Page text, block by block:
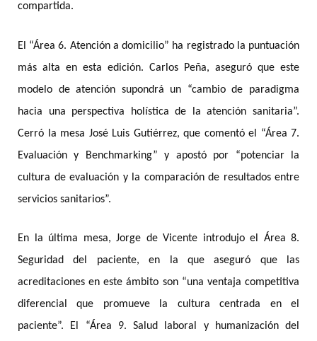
compartida.
El “Área 6. Atención a domicilio” ha registrado la puntuación
más alta en esta edición. Carlos Peña, aseguró que este
modelo de atención supondrá un “cambio de paradigma
hacia una perspectiva holística de la atención sanitaria”.
Cerró la mesa José Luis Gutiérrez, que comentó el “Área 7.
Evaluación y Benchmarking” y apostó por “potenciar la
cultura de evaluación y la comparación de resultados entre
servicios sanitarios”.
En la última mesa, Jorge de Vicente introdujo el Área 8.
Seguridad del paciente, en la que aseguró que las
acreditaciones en este ámbito son “una ventaja competitiva
diferencial que promueve la cultura centrada en el
paciente”. El “Área 9. Salud laboral y humanización del